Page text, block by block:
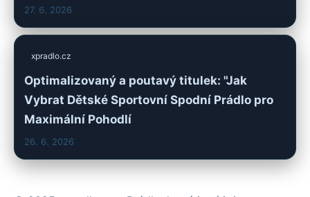
27. 6. 2026
xpradlo.cz
Optimalizovaný a poutavý titulek: "Jak
Vybrat Dětské Sportovní Spodní Prádlo pro
Maximální Pohodlí
26. 6. 2026